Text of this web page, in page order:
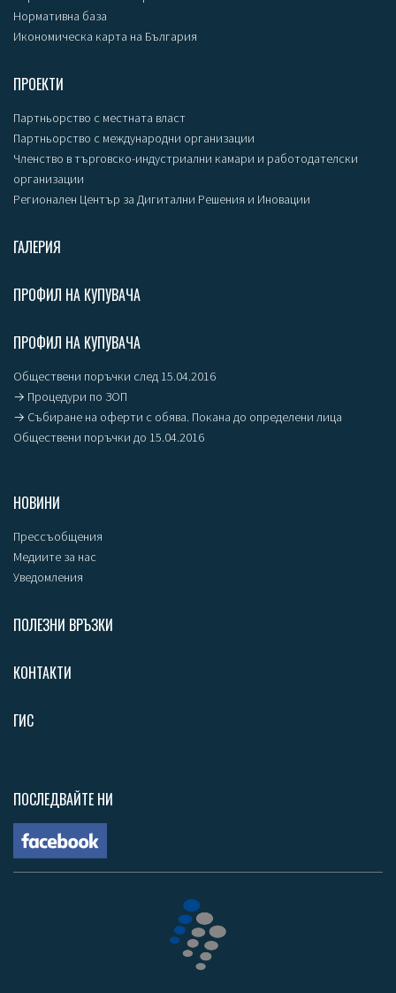
Нормативна база
Икономическа карта на България
ПРОЕКТИ
Партньорство с местната власт
Партньорство с международни организации
Членство в търговско-индустриални камари и работодателски
организации
Регионален Център за Дигитални Решения и Иновации
ГАЛЕРИЯ
ПРОФИЛ НА КУПУВАЧА
ПРОФИЛ НА КУПУВАЧА
Обществени поръчки след 15.04.2016
→ Процедури по ЗОП
→ Събиране на оферти с обява. Покана до определени лица
Обществени поръчки до 15.04.2016
НОВИНИ
Прессъобщения
Медиите за нас
Уведомления
ПОЛЕЗНИ ВРЪЗКИ
КОНТАКТИ
ГИС
ПОСЛЕДВАЙТЕ НИ